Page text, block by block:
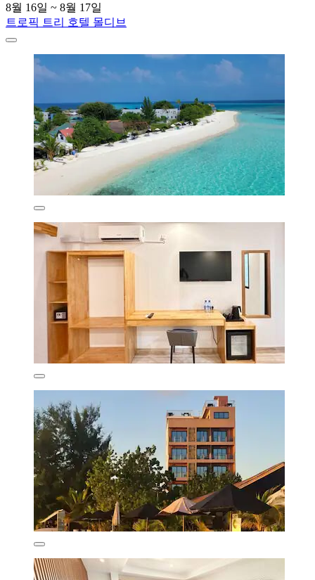
8월 16일 ~ 8월 17일
트로픽 트리 호텔 몰디브